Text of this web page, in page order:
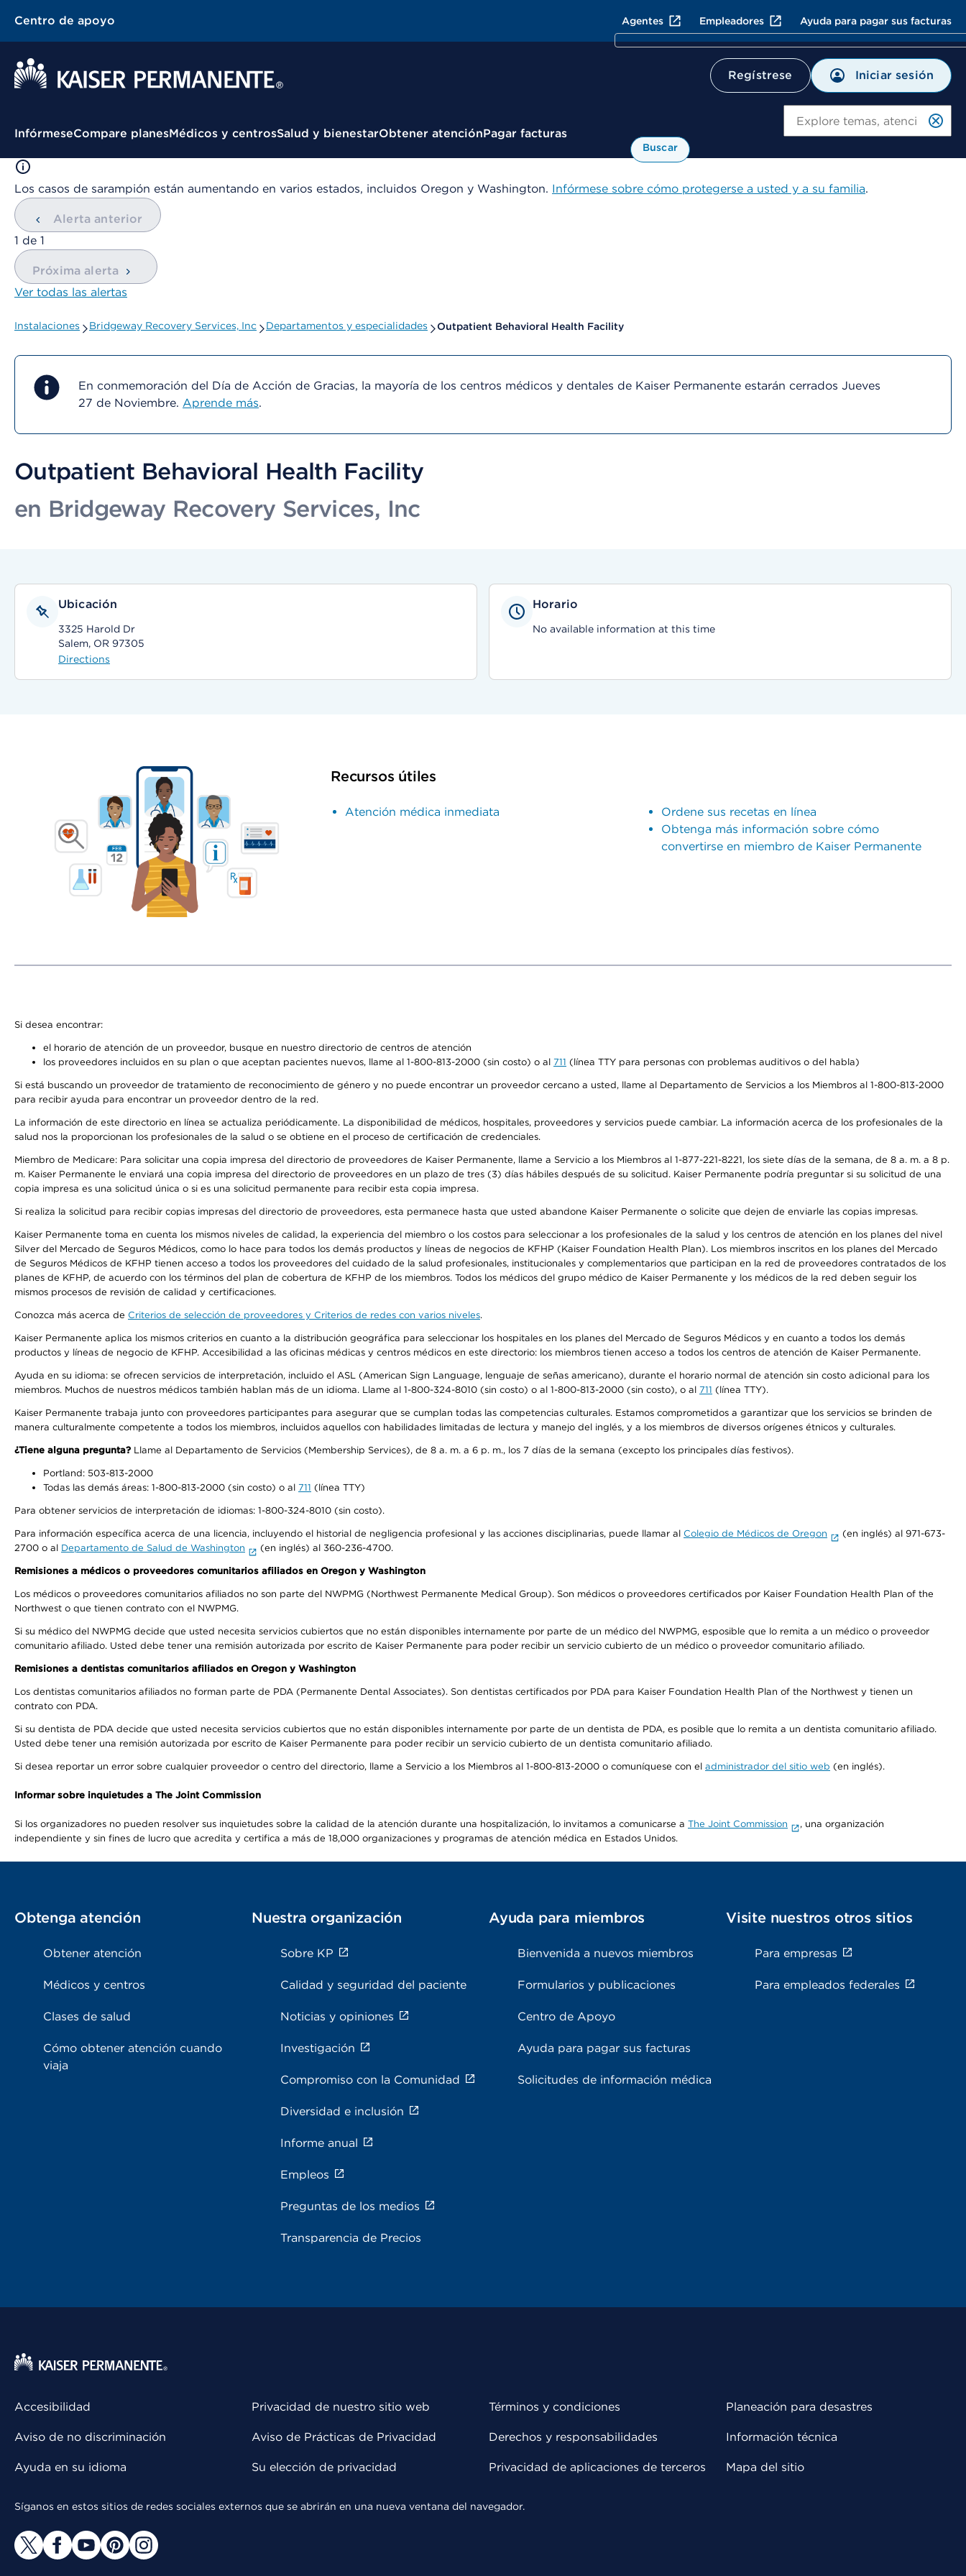
Centro de apoyo Agentes Empleadores Ayuda para pagar sus facturas
Regístrese Iniciar sesión
Menú contextual
InfórmeseCompare planesMédicos y centrosSalud y bienestarObtener atenciónPagar facturas
Buscar
Los casos de sarampión están aumentando en varios estados, incluidos Oregon y Washington. Infórmese sobre cómo protegerse a usted y a su familia.
Alerta anterior
mostrando
1 de 1
Próxima alerta
Ver todas las alertas
Instalaciones Bridgeway Recovery Services, Inc Departamentos y especialidades Outpatient Behavioral Health Facility
En conmemoración del Día de Acción de Gracias, la mayoría de los centros médicos y dentales de Kaiser Permanente estarán cerrados Jueves
27 de Noviembre. Aprende más.
Outpatient Behavioral Health Facility
en Bridgeway Recovery Services, Inc
Ubicación
3325 Harold Dr
Salem, OR 97305
Directions
Horario
No available information at this time
Recursos útiles
Atención médica inmediata
Ordene sus recetas en línea
Obtenga más información sobre cómo
convertirse en miembro de Kaiser Permanente
Si desea encontrar:
el horario de atención de un proveedor, busque en nuestro directorio de centros de atención
los proveedores incluidos en su plan o que aceptan pacientes nuevos, llame al 1-800-813-2000 (sin costo) o al 711 (línea TTY para personas con problemas auditivos o del habla)
Si está buscando un proveedor de tratamiento de reconocimiento de género y no puede encontrar un proveedor cercano a usted, llame al Departamento de Servicios a los Miembros al 1-800-813-2000
para recibir ayuda para encontrar un proveedor dentro de la red.
La información de este directorio en línea se actualiza periódicamente. La disponibilidad de médicos, hospitales, proveedores y servicios puede cambiar. La información acerca de los profesionales de la
salud nos la proporcionan los profesionales de la salud o se obtiene en el proceso de certificación de credenciales.
Miembro de Medicare: Para solicitar una copia impresa del directorio de proveedores de Kaiser Permanente, llame a Servicio a los Miembros al 1-877-221-8221, los siete días de la semana, de 8 a. m. a 8 p.
m. Kaiser Permanente le enviará una copia impresa del directorio de proveedores en un plazo de tres (3) días hábiles después de su solicitud. Kaiser Permanente podría preguntar si su solicitud de una
copia impresa es una solicitud única o si es una solicitud permanente para recibir esta copia impresa.
Si realiza la solicitud para recibir copias impresas del directorio de proveedores, esta permanece hasta que usted abandone Kaiser Permanente o solicite que dejen de enviarle las copias impresas.
Kaiser Permanente toma en cuenta los mismos niveles de calidad, la experiencia del miembro o los costos para seleccionar a los profesionales de la salud y los centros de atención en los planes del nivel
Silver del Mercado de Seguros Médicos, como lo hace para todos los demás productos y líneas de negocios de KFHP (Kaiser Foundation Health Plan). Los miembros inscritos en los planes del Mercado
de Seguros Médicos de KFHP tienen acceso a todos los proveedores del cuidado de la salud profesionales, institucionales y complementarios que participan en la red de proveedores contratados de los
planes de KFHP, de acuerdo con los términos del plan de cobertura de KFHP de los miembros. Todos los médicos del grupo médico de Kaiser Permanente y los médicos de la red deben seguir los
mismos procesos de revisión de calidad y certificaciones.
Conozca más acerca de Criterios de selección de proveedores y Criterios de redes con varios niveles.
Kaiser Permanente aplica los mismos criterios en cuanto a la distribución geográfica para seleccionar los hospitales en los planes del Mercado de Seguros Médicos y en cuanto a todos los demás
productos y líneas de negocio de KFHP. Accesibilidad a las oficinas médicas y centros médicos en este directorio: los miembros tienen acceso a todos los centros de atención de Kaiser Permanente.
Ayuda en su idioma: se ofrecen servicios de interpretación, incluido el ASL (American Sign Language, lenguaje de señas americano), durante el horario normal de atención sin costo adicional para los
miembros. Muchos de nuestros médicos también hablan más de un idioma. Llame al 1-800-324-8010 (sin costo) o al 1-800-813-2000 (sin costo), o al 711 (línea TTY).
Kaiser Permanente trabaja junto con proveedores participantes para asegurar que se cumplan todas las competencias culturales. Estamos comprometidos a garantizar que los servicios se brinden de
manera culturalmente competente a todos los miembros, incluidos aquellos con habilidades limitadas de lectura y manejo del inglés, y a los miembros de diversos orígenes étnicos y culturales.
¿Tiene alguna pregunta? Llame al Departamento de Servicios (Membership Services), de 8 a. m. a 6 p. m., los 7 días de la semana (excepto los principales días festivos).
Portland: 503-813-2000
Todas las demás áreas: 1-800-813-2000 (sin costo) o al 711 (línea TTY)
Para obtener servicios de interpretación de idiomas: 1-800-324-8010 (sin costo).
Para información específica acerca de una licencia, incluyendo el historial de negligencia profesional y las acciones disciplinarias, puede llamar al Colegio de Médicos de Oregon
(en inglés) al 971-673-
2700 o al Departamento de Salud de Washington (en inglés) al 360-236-4700.
Remisiones a médicos o proveedores comunitarios afiliados en Oregon y Washington
Los médicos o proveedores comunitarios afiliados no son parte del NWPMG (Northwest Permanente Medical Group). Son médicos o proveedores certificados por Kaiser Foundation Health Plan of the
Northwest o que tienen contrato con el NWPMG.
Si su médico del NWPMG decide que usted necesita servicios cubiertos que no están disponibles internamente por parte de un médico del NWPMG, esposible que lo remita a un médico o proveedor
comunitario afiliado. Usted debe tener una remisión autorizada por escrito de Kaiser Permanente para poder recibir un servicio cubierto de un médico o proveedor comunitario afiliado.
Remisiones a dentistas comunitarios afiliados en Oregon y Washington
Los dentistas comunitarios afiliados no forman parte de PDA (Permanente Dental Associates). Son dentistas certificados por PDA para Kaiser Foundation Health Plan of the Northwest y tienen un
contrato con PDA.
Si su dentista de PDA decide que usted necesita servicios cubiertos que no están disponibles internamente por parte de un dentista de PDA, es posible que lo remita a un dentista comunitario afiliado.
Usted debe tener una remisión autorizada por escrito de Kaiser Permanente para poder recibir un servicio cubierto de un dentista comunitario afiliado.
Si desea reportar un error sobre cualquier proveedor o centro del directorio, llame a Servicio a los Miembros al 1-800-813-2000 o comuníquese con el administrador del sitio web (en inglés).
Informar sobre inquietudes a The Joint Commission
Si los organizadores no pueden resolver sus inquietudes sobre la calidad de la atención durante una hospitalización, lo invitamos a comunicarse a The Joint Commission
, una organización
independiente y sin fines de lucro que acredita y certifica a más de 18,000 organizaciones y programas de atención médica en Estados Unidos.
Obtenga atención
Obtener atención
Médicos y centros
Clases de salud
Cómo obtener atención cuando
viaja
Nuestra organización
Sobre KP
Calidad y seguridad del paciente
Noticias y opiniones
Investigación
Compromiso con la Comunidad
Diversidad e inclusión
Informe anual
Empleos
Preguntas de los medios
Transparencia de Precios
Ayuda para miembros
Bienvenida a nuevos miembros
Formularios y publicaciones
Centro de Apoyo
Ayuda para pagar sus facturas
Solicitudes de información médica
Visite nuestros otros sitios
Para empresas
Para empleados federales
Accesibilidad
Aviso de no discriminación
Ayuda en su idioma
Privacidad de nuestro sitio web
Aviso de Prácticas de Privacidad
Su elección de privacidad
Términos y condiciones
Derechos y responsabilidades
Privacidad de aplicaciones de terceros
Planeación para desastres
Información técnica
Mapa del sitio
Síganos en estos sitios de redes sociales externos que se abrirán en una nueva ventana del navegador.